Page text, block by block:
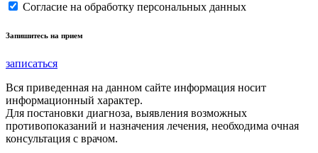
Согласие на обработку персональных данных
Запишитесь на прием
записаться
Вся приведенная на данном сайте информация носит
информационный характер.
Для постановки диагноза, выявления возможных
противопоказаний и назначения лечения, необходима очная
консультация с врачом.